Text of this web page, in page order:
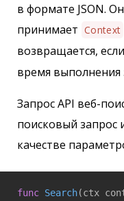
в формате JSON. Он
принимает Context
возвращается, если
время выполнения
Запрос API веб-
поисковый запрос
качестве
func Search(ctx